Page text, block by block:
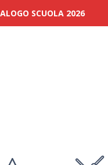
SCUOLA 2026